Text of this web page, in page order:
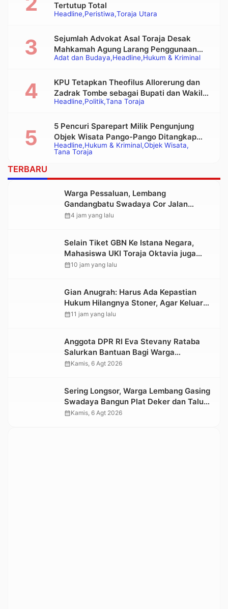
Headline Peristiwa Toraja Utara
Tertutup Total
Adat dan Budaya Headline Hukum & Kriminal
Sejumlah Advokat Asal Toraja Desak
Mahkamah Agung Larang Penggunaan
Alat Berat pada Eksekusi Rumah Adat
Headline Politik Tana Toraja
KPU Tetapkan Theofilus Allorerung dan
Zadrak Tombe sebagai Bupati dan Wakil
Bupati Tana Toraja Terpilih
Headline Hukum & Kriminal Objek Wisata
Tana Toraja
5 Pencuri Sparepart Milik Pengunjung
Objek Wisata Pango-Pango Ditangkap
Polisi
TERBARU
Warga Pessaluan, Lembang
Gandangbatu Swadaya Cor Jalan
Kabupaten
calendar_month4 jam yang lalu
Selain Tiket GBN Ke Istana Negara,
Mahasiswa UKI Toraja Oktavia juga
Lolos ke Pekan Seni Mahasiswa
calendar_month10 jam yang lalu
Gian Anugrah: Harus Ada Kepastian
Hukum Hilangnya Stoner, Agar Keluarga
tidak Larut dalam Trauma dan
calendar_month11 jam yang lalu
Anggota DPR RI Eva Stevany Rataba
Salurkan Bantuan Bagi Warga
Terdampak Longsor di Buntu Pepasan
calendar_monthKamis, 6 Agt 2026
Sering Longsor, Warga Lembang Gasing
Swadaya Bangun Plat Deker dan Talut
Jalan Penghubung Antar Lembang
calendar_monthKamis, 6 Agt 2026